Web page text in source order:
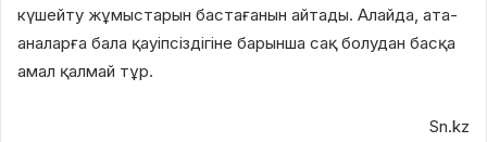
күшейту жұмыстарын бастағанын айтады. Алайда, ата-
аналарға бала қауіпсіздігіне барынша сақ болудан басқа
амал қалмай тұр.
Sn.kz